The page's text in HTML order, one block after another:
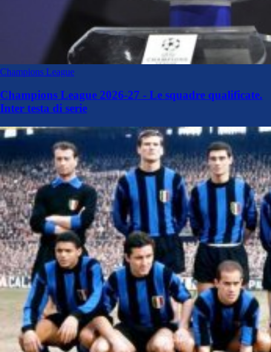
Champions League
Champions League 2026-27 - Le squadre qualificate.
Inter testa di serie